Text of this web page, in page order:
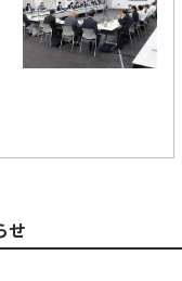
せ